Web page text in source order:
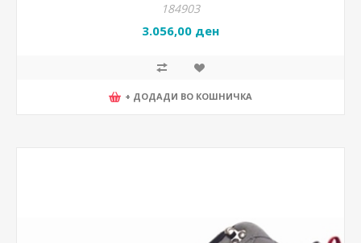
184903
3.056,00 ден
+ ДОДАДИ ВО КОШНИЧКА